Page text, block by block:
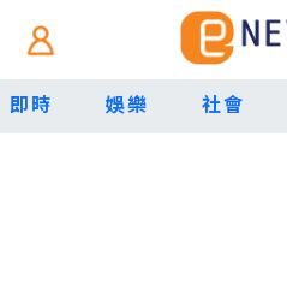
即時 娛樂 社會